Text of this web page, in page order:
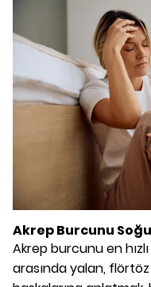
Akrep Burcunu
Akrep burcunu en
arasında yalan, flörtöz